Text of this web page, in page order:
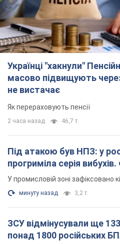
Українці "хакнули"
масово підвищують
не вистачає
Як перераховують пенсії
2 часа назад 46,7 т.
Під атакою був НПЗ: у
прогриміла серія
У промисловій зоні зафіксовано
минуту назад 3,2 т.
ЗСУ відмінусували ще
понад 1800 російських